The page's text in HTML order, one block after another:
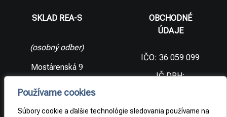
Používame cookies
Súbory cookie a ďalšie technológie sledovania používame na
SKLAD REA-S
(osobný odber)
Mostárenská 9
republika
OBCHODNÉ
ÚDAJE
IČO: 36 059 099
IČ DPH:
2021733065